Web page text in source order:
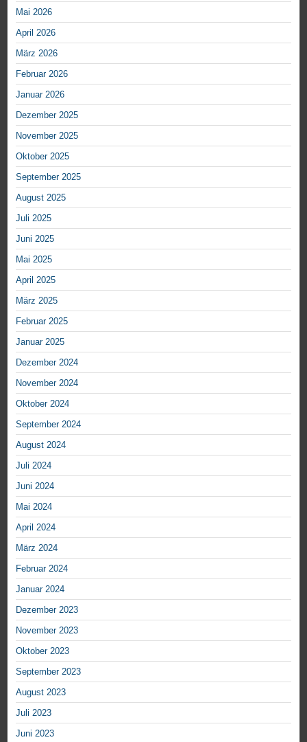
Mai 2026
April 2026
März 2026
Februar 2026
Januar 2026
Dezember 2025
November 2025
Oktober 2025
September 2025
August 2025
Juli 2025
Juni 2025
Mai 2025
April 2025
März 2025
Februar 2025
Januar 2025
Dezember 2024
November 2024
Oktober 2024
September 2024
August 2024
Juli 2024
Juni 2024
Mai 2024
April 2024
März 2024
Februar 2024
Januar 2024
Dezember 2023
November 2023
Oktober 2023
September 2023
August 2023
Juli 2023
Juni 2023